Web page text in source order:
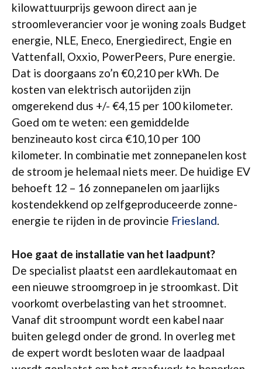
kilowattuurprijs gewoon direct aan je
stroomleverancier voor je woning zoals Budget
energie, NLE, Eneco, Energiedirect, Engie en
Vattenfall, Oxxio, PowerPeers, Pure energie.
Dat is doorgaans zo’n €0,210 per kWh. De
kosten van elektrisch autorijden zijn
omgerekend dus +/- €4,15 per 100 kilometer.
Goed om te weten: een gemiddelde
benzineauto kost circa €10,10 per 100
kilometer. In combinatie met zonnepanelen kost
de stroom je helemaal niets meer. De huidige EV
behoeft 12 – 16 zonnepanelen om jaarlijks
kostendekkend op zelfgeproduceerde zonne-
energie te rijden in de provincie Friesland.
Hoe gaat de installatie van het laadpunt?
De specialist plaatst een aardlekautomaat en
een nieuwe stroomgroep in je stroomkast. Dit
voorkomt overbelasting van het stroomnet.
Vanaf dit stroompunt wordt een kabel naar
buiten gelegd onder de grond. In overleg met
de expert wordt besloten waar de laadpaal